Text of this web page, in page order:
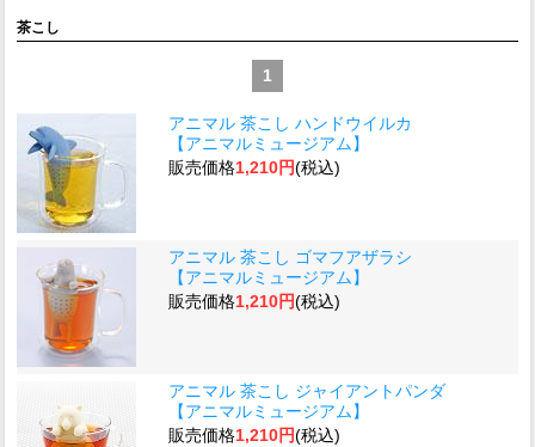
茶こし
1
アニマル 茶こし ハンドウイルカ
【アニマルミュージアム】
販売価格1,210円(税込)
アニマル 茶こし ゴマフアザラシ
【アニマルミュージアム】
販売価格1,210円(税込)
アニマル 茶こし ジャイアントパンダ
【アニマルミュージアム】
販売価格1,210円(税込)